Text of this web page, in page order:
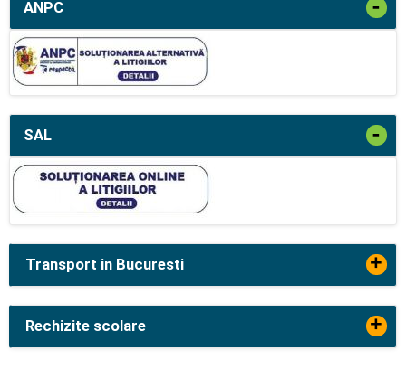
ANPC -
SAL -
Transport in Bucuresti +
Rechizite scolare +